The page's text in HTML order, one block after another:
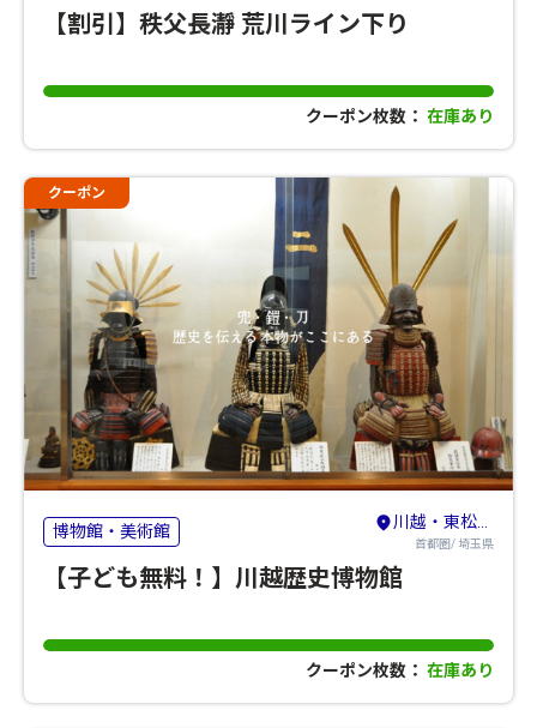
【割引】秩父長瀞 荒川ライン下り
クーポン枚数： 在庫あり
クーポン
博物館・美術館 川越・東松山・志木・和光
首都圏/ 埼玉県
【子ども無料！】川越歴史博物館
クーポン枚数： 在庫あり